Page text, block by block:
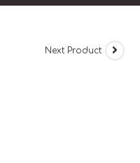
Next Product